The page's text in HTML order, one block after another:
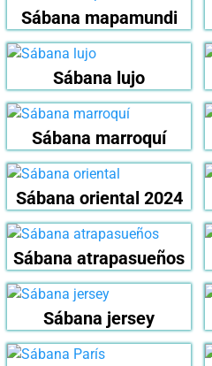
Sábana mapamundi
Sábana lujo
Sábana marroquí
Sábana oriental 2024
Sábana atrapasueños
Sábana jersey